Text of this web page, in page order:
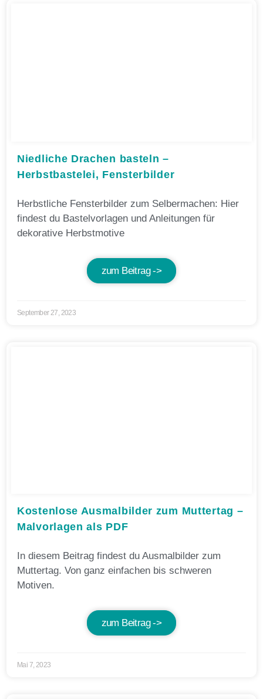
Niedliche Drachen basteln –
Herbstbastelei, Fensterbilder
Herbstliche Fensterbilder zum Selbermachen: Hier
findest du Bastelvorlagen und Anleitungen für
dekorative Herbstmotive
zum Beitrag ->
September 27, 2023
Kostenlose Ausmalbilder zum Muttertag –
Malvorlagen als PDF
In diesem Beitrag findest du Ausmalbilder zum
Muttertag. Von ganz einfachen bis schweren
Motiven.
zum Beitrag ->
Mai 7, 2023